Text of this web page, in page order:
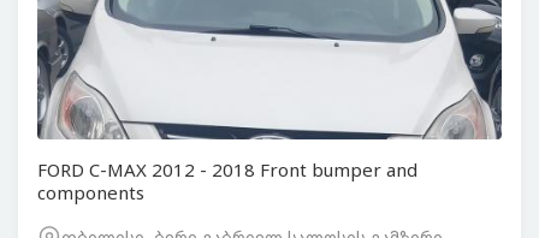
FORD C-MAX 2012 - 2018 Front bumper and
components